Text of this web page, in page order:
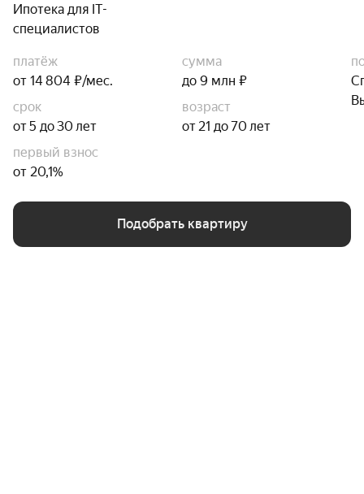
Ипотека для IT-
специалистов
платёж
от 14 804 ₽/мес.
сумма
до 9 млн ₽
срок
от 5 до 30 лет
возраст
от 21 до 70 лет
первый взнос
от 20,1%
Подобрать квартиру